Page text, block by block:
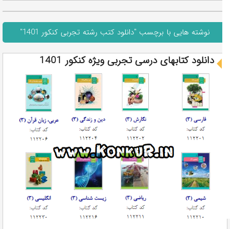
نوشته هایی با برچسب "دانلود کتب رشته تجربی کنکور 1401"
دانلود کتابهای درسی تجربی ویژه کنکور 1401